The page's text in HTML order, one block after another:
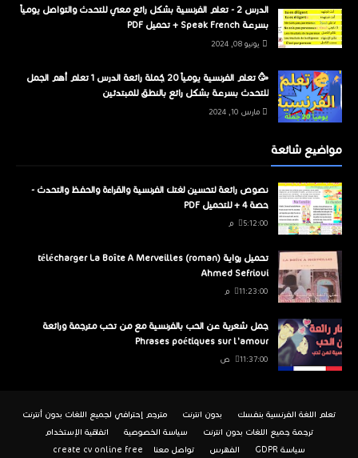
الدرس 2 - تعلم الفرنسية بشكل رائع معي للتحدث والتواصل يومياً
بسرعة Speak French + تحميل PDF
يونيو 08, 2024
🥳 تعلم الفرنسية يومياً 20 جُملة رائعة الدرس 1 تعلم أهم الجمل
للتحدث بسرعة بشكل رائع بالنطق للمبتدئين
مارس 10, 2024
مواضيع شائعة
نصوص رائعة لتحسين لغتك الفرنسية والقراءة والحفظ والتحدث -
حصة 4 + للتحميل PDF
5:12:00 م
تحميل رواية télécharger La Boîte A Merveilles (roman)
Ahmed Sefrioui
11:23:00 م
جمل شعرية عن الحب بالفرنسية مع من تحب مترجمة ورائعة
Phrases poétiques sur l'amour
11:37:00 ص
تعلم اللغة الفرنسية بنفسك بدون انترنت
مترجم إحترافي لجميع اللغات بدون أنترنت
ترجمة جميع اللغات بدون انترنت
سياسة الخصوصية
اتفاقية الإستخدام
سياسة GDPR
الفهرس تواصل معنا create cv online free